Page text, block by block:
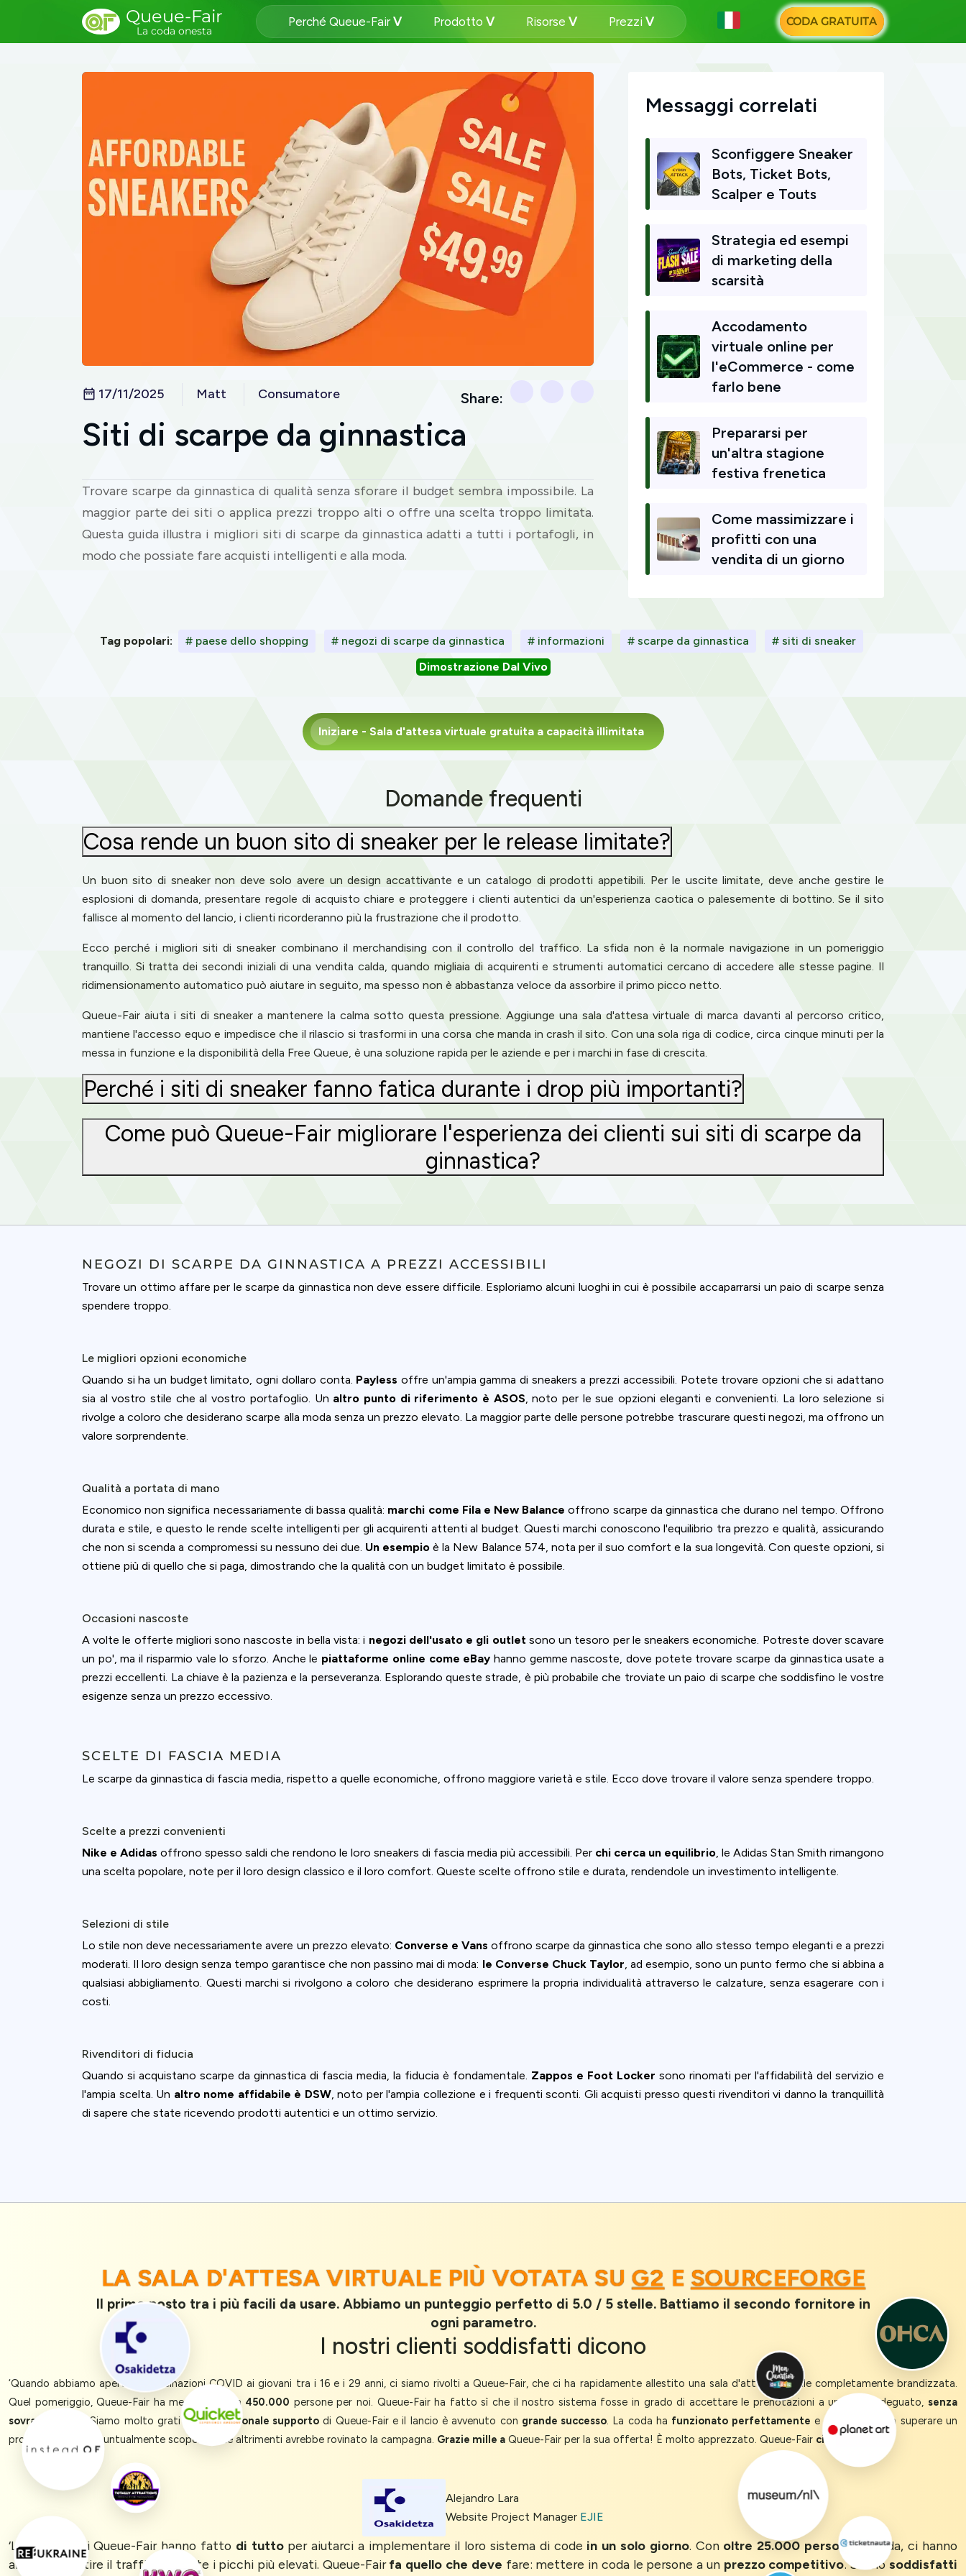
Queue-Fair
La coda onesta
Perché Queue-Fair Prodotto Risorse Prezzi CODA GRATUITA
17/11/2025 Matt Consumatore Share:
Siti di scarpe da ginnastica
Trovare scarpe da ginnastica di qualità senza sforare il budget sembra impossibile. La
maggior parte dei siti o applica prezzi troppo alti o offre una scelta troppo limitata.
Questa guida illustra i migliori siti di scarpe da ginnastica adatti a tutti i portafogli, in
modo che possiate fare acquisti intelligenti e alla moda.
Messaggi correlati
Sconfiggere Sneaker
Bots, Ticket Bots,
Scalper e Touts
Strategia ed esempi
di marketing della
scarsità
Accodamento
virtuale online per
l'eCommerce - come
farlo bene
Prepararsi per
un'altra stagione
festiva frenetica
Come massimizzare i
profitti con una
vendita di un giorno
Tag popolari: # paese dello shopping # negozi di scarpe da ginnastica # informazioni # scarpe da ginnastica
# siti di sneaker
Dimostrazione Dal Vivo
Iniziare - Sala d'attesa virtuale gratuita a capacità illimitata
Domande frequenti
Cosa rende un buon sito di sneaker per le release limitate?
Un buon sito di sneaker non deve solo avere un design accattivante e un catalogo di prodotti appetibili. Per le uscite limitate, deve anche gestire le
esplosioni di domanda, presentare regole di acquisto chiare e proteggere i clienti autentici da un'esperienza caotica o palesemente di bottino. Se il sito
fallisce al momento del lancio, i clienti ricorderanno più la frustrazione che il prodotto.
Ecco perché i migliori siti di sneaker combinano il merchandising con il controllo del traffico. La sfida non è la normale navigazione in un pomeriggio
tranquillo. Si tratta dei secondi iniziali di una vendita calda, quando migliaia di acquirenti e strumenti automatici cercano di accedere alle stesse pagine. Il
ridimensionamento automatico può aiutare in seguito, ma spesso non è abbastanza veloce da assorbire il primo picco netto.
Queue-Fair aiuta i siti di sneaker a mantenere la calma sotto questa pressione. Aggiunge una sala d'attesa virtuale di marca davanti al percorso critico,
mantiene l'accesso equo e impedisce che il rilascio si trasformi in una corsa che manda in crash il sito. Con una sola riga di codice, circa cinque minuti per la
messa in funzione e la disponibilità della Free Queue, è una soluzione rapida per le aziende e per i marchi in fase di crescita.
Perché i siti di sneaker fanno fatica durante i drop più importanti?
Come può Queue-Fair migliorare l'esperienza dei clienti sui siti di scarpe da
ginnastica?
NEGOZI DI SCARPE DA GINNASTICA A PREZZI ACCESSIBILI
Trovare un ottimo affare per le scarpe da ginnastica non deve essere difficile. Esploriamo alcuni luoghi in cui è possibile accaparrarsi un paio di scarpe senza
spendere troppo.
Le migliori opzioni economiche
Quando si ha un budget limitato, ogni dollaro conta. Payless offre un'ampia gamma di sneakers a prezzi accessibili. Potete trovare opzioni che si adattano
sia al vostro stile che al vostro portafoglio. Un altro punto di riferimento è ASOS, noto per le sue opzioni eleganti e convenienti. La loro selezione si
rivolge a coloro che desiderano scarpe alla moda senza un prezzo elevato. La maggior parte delle persone potrebbe trascurare questi negozi, ma offrono un
valore sorprendente.
Qualità a portata di mano
Economico non significa necessariamente di bassa qualità: marchi come Fila e New Balance offrono scarpe da ginnastica che durano nel tempo. Offrono
durata e stile, e questo le rende scelte intelligenti per gli acquirenti attenti al budget. Questi marchi conoscono l'equilibrio tra prezzo e qualità, assicurando
che non si scenda a compromessi su nessuno dei due. Un esempio è la New Balance 574, nota per il suo comfort e la sua longevità. Con queste opzioni, si
ottiene più di quello che si paga, dimostrando che la qualità con un budget limitato è possibile.
Occasioni nascoste
A volte le offerte migliori sono nascoste in bella vista: i negozi dell'usato e gli outletsono un tesoro per le sneakers economiche. Potreste dover scavare
un po', ma il risparmio vale lo sforzo. Anche le piattaforme online come eBay hanno gemme nascoste, dove potete trovare scarpe da ginnastica usate a
prezzi eccellenti. La chiave è la pazienza e la perseveranza. Esplorando queste strade, è più probabile che troviate un paio di scarpe che soddisfino le vostre
esigenze senza un prezzo eccessivo.
SCELTE DI FASCIA MEDIA
Le scarpe da ginnastica di fascia media, rispetto a quelle economiche, offrono maggiore varietà e stile. Ecco dove trovare il valore senza spendere troppo.
Scelte a prezzi convenienti
Nike e Adidas offrono spesso saldi che rendono le loro sneakers di fascia media più accessibili. Per chi cerca un equilibrio, le Adidas Stan Smith rimangono
una scelta popolare, note per il loro design classico e il loro comfort. Queste scelte offrono stile e durata, rendendole un investimento intelligente.
Selezioni di stile
Lo stile non deve necessariamente avere un prezzo elevato: Converse e Vans offrono scarpe da ginnastica che sono allo stesso tempo eleganti e a prezzi
moderati. Il loro design senza tempo garantisce che non passino mai di moda: le Converse Chuck Taylor, ad esempio, sono un punto fermo che si abbina a
qualsiasi abbigliamento. Questi marchi si rivolgono a coloro che desiderano esprimere la propria individualità attraverso le calzature, senza esagerare con i
costi.
Rivenditori di fiducia
Quando si acquistano scarpe da ginnastica di fascia media, la fiducia è fondamentale. Zappos e Foot Locker sono rinomati per l'affidabilità del servizio e
l'ampia scelta. Un altro nome affidabile è DSW, noto per l'ampia collezione e i frequenti sconti. Gli acquisti presso questi rivenditori vi danno la tranquillità
di sapere che state ricevendo prodotti autentici e un ottimo servizio.
LA SALA D'ATTESA VIRTUALE PIÙ VOTATA SU G2E SOURCEFORGE
Il primo posto tra i più facili da usare. Abbiamo un punteggio perfetto di 5.0 / 5 stelle. Battiamo il secondo fornitore in
ogni parametro.
I nostri clienti soddisfatti dicono
‘Quando abbiamo aperto le vaccinazioni COVID ai giovani tra i 16 e i 29 anni, ci siamo rivolti a Queue-Fair, che ci ha rapidamente allestito una sala d'attesa virtuale completamente brandizzata.
Quel pomeriggio, Queue-Fair ha messo in coda 450.000 persone per noi. Queue-Fair ha fatto sì che il nostro sistema fosse in grado di accettare le prenotazioni a un ritmo adeguato,senza
sovraccaricarsi
. Siamo molto grati per l'eccezionale supportodi Queue-Fair e il lancio è avvenuto con grande successo. La coda ha funzionato perfettamente e ci ha aiutato a superare un
problema tecnico puntualmente scoperto che altrimenti avrebbe rovinato la campagna. Grazie mille a Queue-Fair per la sua offerta! È molto apprezzato. Queue-Fair ci ha salvato!
Alejandro Lara
Website Project Manager EJIE
‘Le persone di Queue-Fair hanno fatto di tuttoper aiutarci a implementare il loro sistema di code in un solo giorno. Con oltre 25.000 personein coda, ci hanno
aiutato a gestire il traffico durante i picchi più elevati. Queue-Fairfa quello che deve fare: mettere in coda le persone a un prezzo competitivo. Siamosoddisfatti
Cookies & Privacy
Settings Accept